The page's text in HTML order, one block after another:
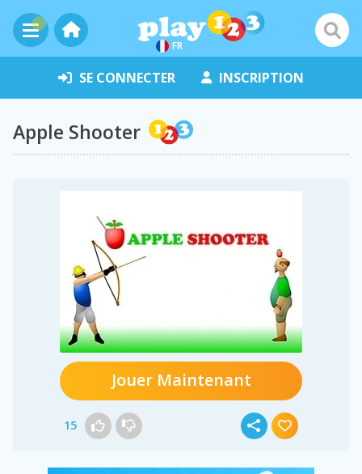
FR
SE CONNECTER INSCRIPTION
Apple Shooter
Jouer Maintenant
15